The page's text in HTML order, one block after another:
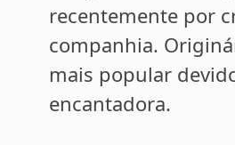
recentemente por
companhia.
mais popular
encantadora.